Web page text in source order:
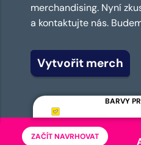
ZAČÍT NAVRHOVAT
BARVY
merchandising. Nyní
a kontaktujte nás.
Vytvořit merch